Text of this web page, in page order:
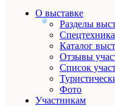
О выставке
Разделы
Каталог
Отзывы
Список
Фото
Участникам